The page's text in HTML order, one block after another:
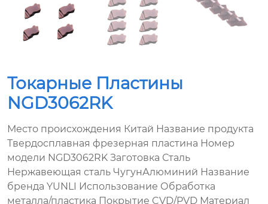
Токарные Пластины
NGD3062RK
Место происхождения Китай Название продукта
Твердосплавная фрезерная пластина Номер
модели NGD3062RK Заготовка Сталь
Нержавеющая сталь ЧугунАлюминий Название
бренда YUNLI Использование Обработка
металла/пластика Покрытие CVD/PVD Материал